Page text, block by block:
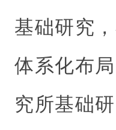
基础研究
体系化布
究所基础